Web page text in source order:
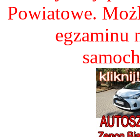
Powiatowe.
egzaminu